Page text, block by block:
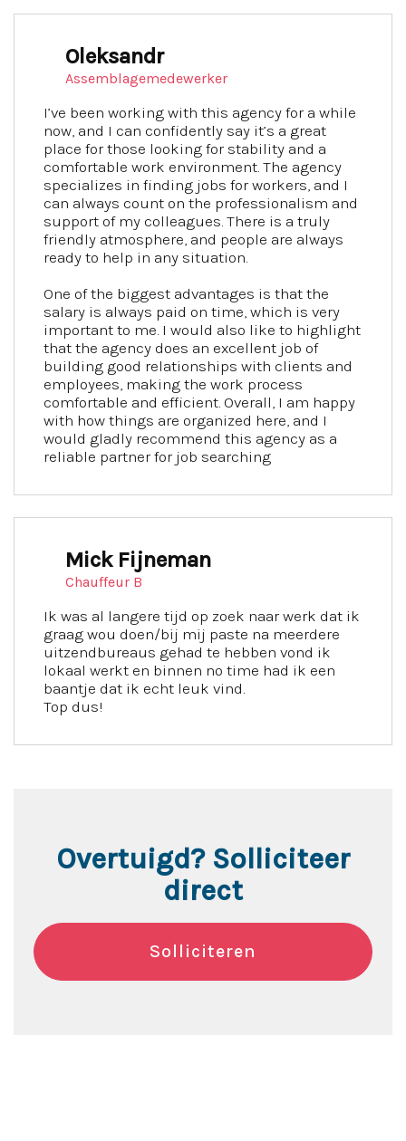
Oleksandr
Assemblagemedewerker
I’ve been working with this agency for a while
now, and I can confidently say it’s a great
place for those looking for stability and a
comfortable work environment. The agency
specializes in finding jobs for workers, and I
can always count on the professionalism and
support of my colleagues. There is a truly
friendly atmosphere, and people are always
ready to help in any situation.
One of the biggest advantages is that the
salary is always paid on time, which is very
important to me. I would also like to highlight
that the agency does an excellent job of
building good relationships with clients and
employees, making the work process
comfortable and efficient. Overall, I am happy
with how things are organized here, and I
would gladly recommend this agency as a
reliable partner for job searching
Mick Fijneman
Chauffeur B
Ik was al langere tijd op zoek naar werk dat ik
graag wou doen/bij mij paste na meerdere
uitzendbureaus gehad te hebben vond ik
lokaal werkt en binnen no time had ik een
baantje dat ik echt leuk vind.
Top dus!
Overtuigd? Solliciteer
direct
Solliciteren